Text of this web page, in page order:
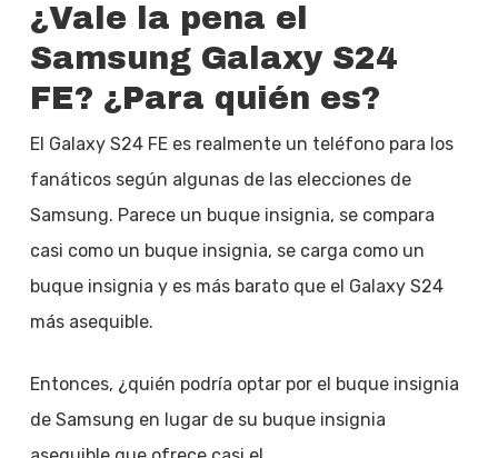
¿Vale la pena el
Samsung Galaxy S24
FE? ¿Para quién es?
El Galaxy S24 FE es realmente un teléfono para los
fanáticos según algunas de las elecciones de
Samsung. Parece un buque insignia, se compara
casi como un buque insignia, se carga como un
buque insignia y es más barato que el Galaxy S24
más asequible.
Entonces, ¿quién podría optar por el buque insignia
de Samsung en lugar de su buque insignia